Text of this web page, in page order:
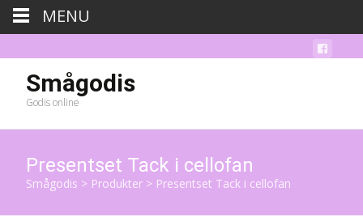
Smågodis
Godis online
Presentset Tack i cellofan
Smågodis > Produkter > Presentset Tack i cellofan
MENU